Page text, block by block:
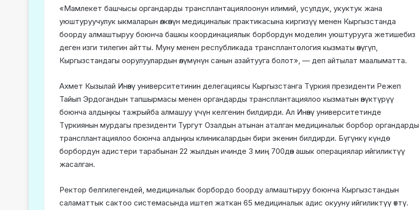
«Мамлекет башчысы органдарды трансплантациялоонун илимий, усулдук, укуктук жана
уюштуруучулук ыкмаларын өлкөнүн медициналык практикасына киргизүү менен Кыргызстанда
боорду алмаштыруу боюнча башкы координациялык борбордун моделин уюштурууга жетишебиз
деген изги тилегин айтты. Муну менен республикада трансплантология кызматы өнүгүп,
Кыргызстандагы оорулуулардын өлүмүнүн санын азайтууга болот», — деп айтылат маалыматта.
Ахмет Кызылай Инөнү университетинин делегациясы Кыргызстанга Түркия президенти Режеп
Тайып Эрдогандын тапшырмасы менен органдарды трансплантациялоо кызматын өнүктүрүү
боюнча алдыңкы тажрыйба алмашуу үчүн келгенин билдирди. Ал Инөнү университетинде
Түркиянын мурдагы президенти Тургут Озалдын атынан аталган медициналык борбор органдарды
трансплантациялоо боюнча алдыңкы клиникалардын бири экенин билдирди. Бүгүнкү күндө
борбордун адистери тарабынан 22 жылдын ичинде 3 миң 700дөн ашык операциялар ийгиликтүү
жасалган.
Ректор белгилегендей, медициналык борбордо боорду алмаштыруу боюнча Кыргызстандын
саламаттык сактоо системасында иштеп жаткан 65 медициналык адис окууну ийгиликтүү өттү.